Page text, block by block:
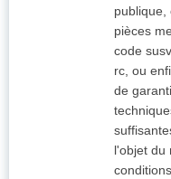
publique,
pièces
code
rc, ou
de
l'objet du